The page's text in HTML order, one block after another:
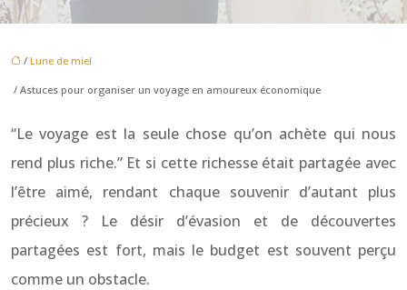
/ Lune de miel
/ Astuces pour organiser un voyage en amoureux économique
“Le voyage est la seule chose qu’on achète qui nous
rend plus riche.” Et si cette richesse était partagée avec
l’être aimé, rendant chaque souvenir d’autant plus
précieux ? Le désir d’évasion et de découvertes
partagées est fort, mais le budget est souvent perçu
comme un obstacle.